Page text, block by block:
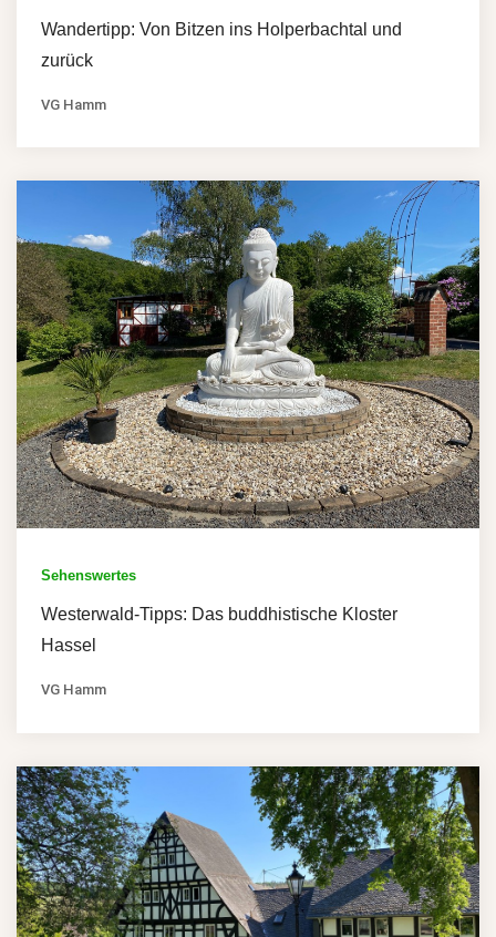
Wandertipp: Von Bitzen ins Holperbachtal und
zurück
VG Hamm
Sehenswertes
Westerwald-Tipps: Das buddhistische Kloster
Hassel
VG Hamm